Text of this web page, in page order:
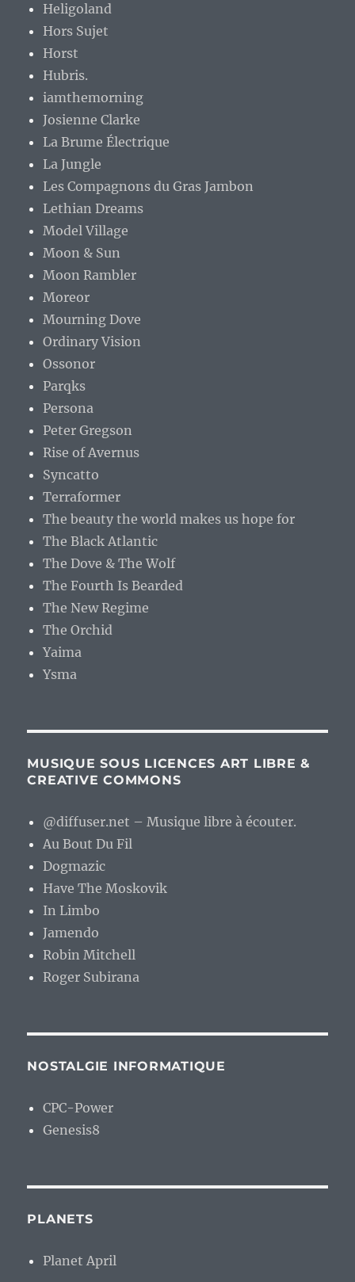
Heligoland
Hors Sujet
Horst
Hubris.
iamthemorning
Josienne Clarke
La Brume Électrique
La Jungle
Les Compagnons du Gras Jambon
Lethian Dreams
Model Village
Moon & Sun
Moon Rambler
Moreor
Mourning Dove
Ordinary Vision
Ossonor
Parqks
Persona
Peter Gregson
Rise of Avernus
Syncatto
Terraformer
The beauty the world makes us hope for
The Black Atlantic
The Dove & The Wolf
The Fourth Is Bearded
The New Regime
The Orchid
Yaima
Ysma
MUSIQUE SOUS LICENCES ART LIBRE &
CREATIVE COMMONS
@diffuser.net – Musique libre à écouter.
Au Bout Du Fil
Dogmazic
Have The Moskovik
In Limbo
Jamendo
Robin Mitchell
Roger Subirana
NOSTALGIE INFORMATIQUE
CPC-Power
Genesis8
PLANETS
Planet April